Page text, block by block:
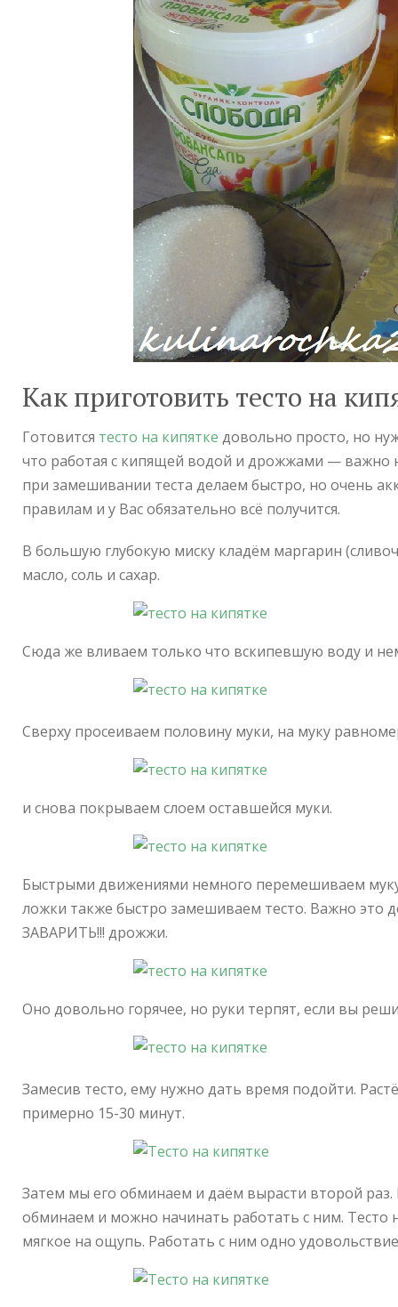
Как приготовить тесто на
Готовится тесто на кипятке довольно просто, но
что работая с кипящей водой и дрожжами — важно
при замешивании теста делаем быстро, но очень
правилам и у Вас обязательно всё получится.
В большую глубокую миску кладём маргарин
масло, соль и сахар.
Сюда же вливаем только что вскипевшую воду и
Сверху просеиваем половину муки, на муку
и снова покрываем слоем оставшейся муки.
Быстрыми движениями немного перемешиваем
ложки также быстро замешиваем тесто. Важно это
ЗАВАРИТЬ!!! дрожжи.
Оно довольно горячее, но руки терпят, если вы
Замесив тесто, ему нужно дать время подойти.
примерно 15-30 минут.
Затем мы его обминаем и даём вырасти второй
обминаем и можно начинать работать с ним. Тесто
мягкое на ощупь. Работать с ним одно